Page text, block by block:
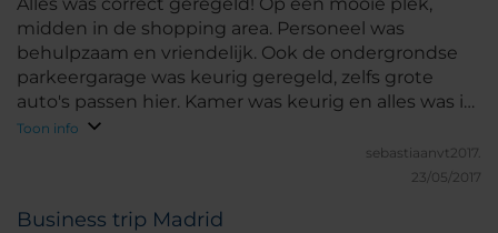
midden in de shopping area. Personeel was
behulpzaam en vriendelijk. Ook de ondergrondse
parkeergarage was keurig geregeld, zelfs grote
auto's passen hier. Kamer was keurig en alles was in
goede staat. Absolute aanrader voor Madrid
Toon info
sebastiaanvt2017.
23/05/2017
Business trip Madrid